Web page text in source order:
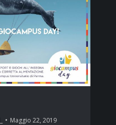
Maggio 22, 2019